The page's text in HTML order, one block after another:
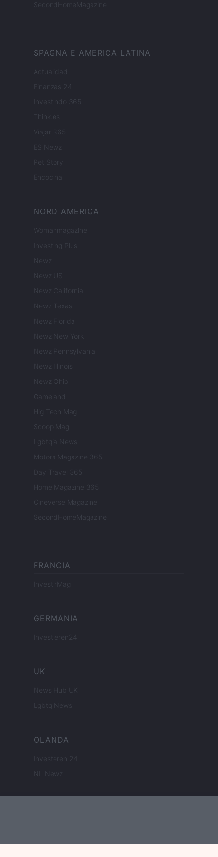
SecondHomeMagazine
SPAGNA E AMERICA LATINA
Actualidad
Finanzas 24
Investindo 365
Think.es
Viajar 365
ES Newz
Pet Story
Encocina
NORD AMERICA
Womanmagazine
Investing Plus
Newz
Newz US
Newz California
Newz Texas
Newz Florida
Newz New York
Newz Pennsylvania
Newz Illinois
Newz Ohio
Gameland
Hig Tech Mag
Scoop Mag
Lgbtqia News
Motors Magazine 365
Day Travel 365
Home Magazine 365
Cineverse Magazine
SecondHomeMagazine
FRANCIA
InvestirMag
GERMANIA
Investieren24
UK
News Hub UK
Lgbtq News
OLANDA
Investeren 24
NL Newz